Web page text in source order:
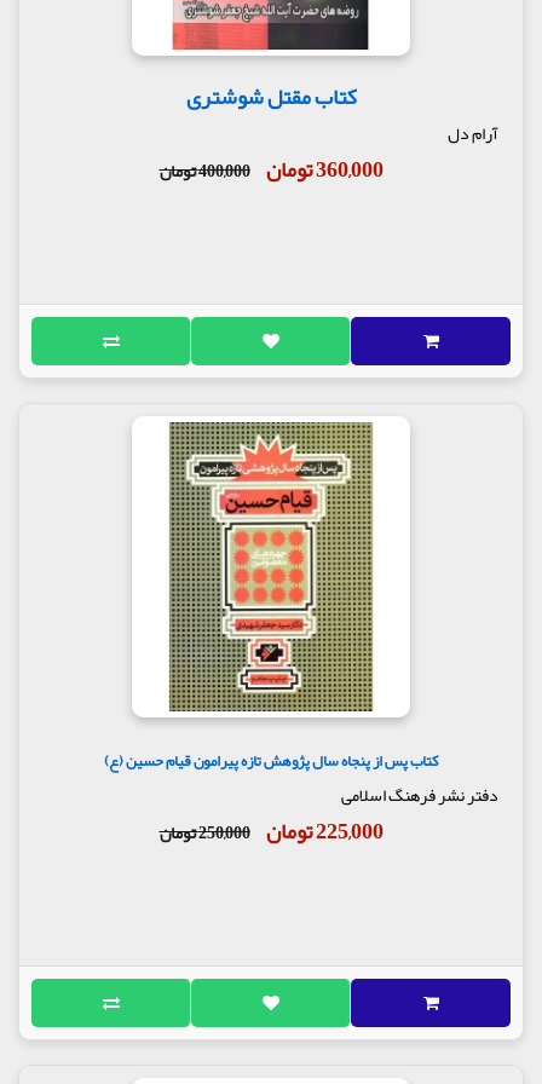
کتاب مقتل شوشتری
آرام دل
360,000 تومان 400,000 تومان
کتاب پس از پنجاه سال پژوهش تازه پیرامون قیام حسین (ع)
دفتر نشر فرهنگ اسلامی
225,000 تومان 250,000 تومان